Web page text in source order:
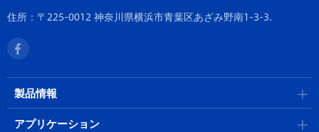
住所：〒225-0012 神奈川県横浜市青葉区あざみ野南1-3-3.
製品情報
アプリケーション